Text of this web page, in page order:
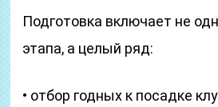
Подготовка включает не
этапа, а целый ряд:
• отбор годных к посадке